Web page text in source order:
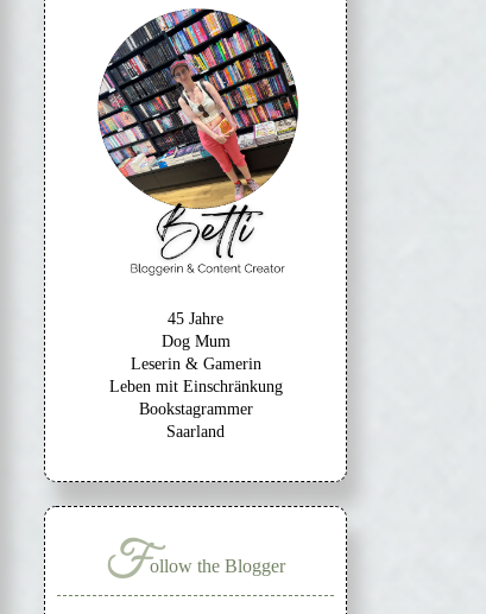
45 Jahre
Dog Mum
Leserin & Gamerin
Leben mit Einschränkung
Bookstagrammer
Saarland
Follow the Blogger